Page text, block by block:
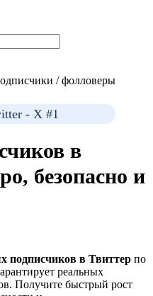
/ фолловеры
- X #1
в
безопасно и
подписчиков в Твиттер по
реальных
Получите быстрый рост